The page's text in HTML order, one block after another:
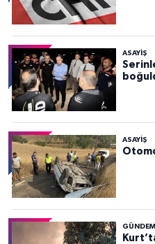
ASAYİŞ
ASAYİŞ
GÜNDEM